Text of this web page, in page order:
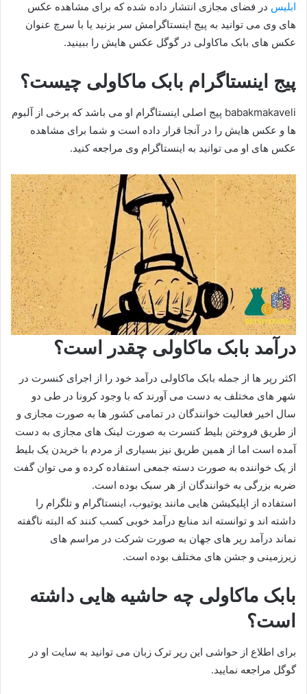
ابلیس در فضای مجازی انتشار داده شده که برای مشاهده عکس
های وی می توانید به پیج اینستاگرامش سر بزنید یا با سرچ عنوان
عکس های بابک ماکاولی در گوگل عکس هایش را ببینید.
پیج اینستاگرام بابک ماکاولی چیست؟
babakmakaveli پیج اصلی اینستاگرام او می باشد که برخی از آلبوم
ها و عکس هایش را در آنجا قرار داده است و شما برای مشاهده
عکس های او می توانید به اینستاگرام وی مراجعه کنید.
درآمد بابک ماکاولی چقدر است؟
اکثر رپر ها از جمله بابک ماکاولی درآمد خود را از اجرای کنسرت در
شهر های مختلف به دست می آورند که با وجود کرونا در طی دو
سال اخیر فعالیت خوانندگان در تمامی کشور ها به صورت مجازی و
از طریق فروختن بلیط کنسرت به صورت لینک های مجازی به دست
آمده است اما از همین طریق نیز بسیاری از مردم با خریدن یک بلیط
از یک خواننده به صورت دسته جمعی استفاده کرده و می توان گفت
ضربه بزرگی به خوانندگان از هر سبک بوده است.
استفاده از اپلیکیشن هایی مانند یوتیوب، اینستاگرام و تلگرام را
داشته اند و توانسته اند منابع درآمد خوبی کسب کنند که البته ناگفته
نماند درآمد رپر های جهان به صورت شرکت در مراسم های
زیرزمینی و جشن های مختلف بوده است.
بابک ماکاولی چه حاشیه هایی داشته
است؟
برای اطلاع از حواشی این رپر ترک زبان می توانید به سایت او در
گوگل مراجعه نمایید.